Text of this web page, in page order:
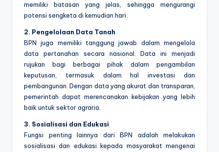
memiliki batasan yang jelas, sehingga mengurangi
potensi sengketa di kemudian hari.
2. Pengelolaan Data Tanah
BPN juga memiliki tanggung jawab dalam mengelola
data pertanahan secara nasional. Data ini menjadi
rujukan bagi berbagai pihak dalam pengambilan
keputusan, termasuk dalam hal investasi dan
pembangunan. Dengan data yang akurat dan transparan,
pemerintah dapat merencanakan kebijakan yang lebih
baik untuk sektor agraria.
3. Sosialisasi dan Edukasi
Fungsi penting lainnya dari BPN adalah melakukan
sosialisasi dan edukasi kepada masyarakat mengenai